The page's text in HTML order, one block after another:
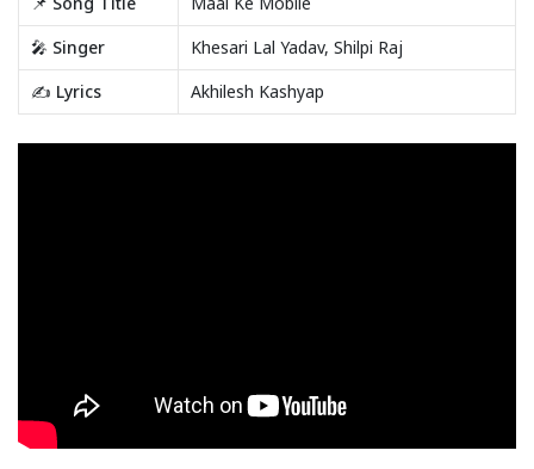
🎤 Singer
Khesari Lal Yadav, Shilpi Raj
✍️ Lyrics
Akhilesh Kashyap